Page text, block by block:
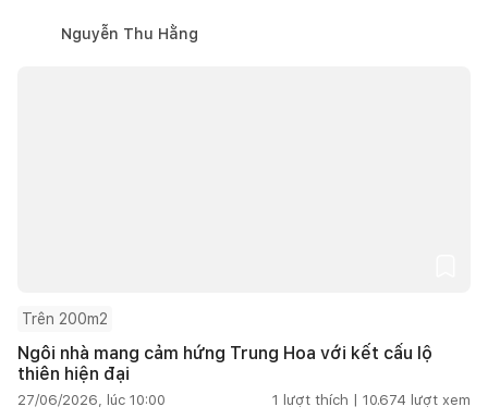
Nguyễn Thu Hằng
Trên 200m2
Ngôi nhà mang cảm hứng Trung Hoa với kết cấu lộ
thiên hiện đại
27/06/2026, lúc 10:00 1 lượt thích | 10.674 lượt xem